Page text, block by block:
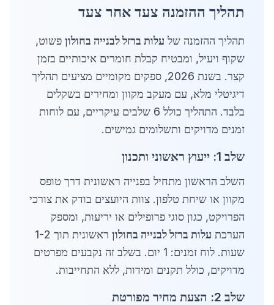
תהליך ההזמנה צעד אחר צעד
תהליך ההזמנה של עלות ברזל לבנייה בחולון פשוט,
שקוף ויעיל, ומבטיח קבלת חומרים איכותיים בזמן
קצר. בשנת 2026, ספקים מקומיים מציעים תהליך
דיגיטלי מלא, עם מעקב מקוון ומחירים בשקלים
בלבד. התהליך כולל 6 שלבים עיקריים, עם לוחות
זמנים מדויקים ותשלומים גמישים.
שלב 1: ייעוץ ראשוני ותכנון
השלב הראשון מתחיל בפנייה ראשונית דרך טופס
מקוון או שיחת טלפון. צוות היועצים בודק את צורכי
הפרויקט, כגון סוגי פרופילים או יריעות, ומספק
הערכת עלות ברזל לבנייה בחולון
ראשונית תוך 1-2
שעות. לוח זמנים: 1 יום. בשלב זה נקבעים מפרטים
מדויקים, כולל תקנים ומידות, ללא התחייבות.
שלב 2: הצעת מחיר מפורטת